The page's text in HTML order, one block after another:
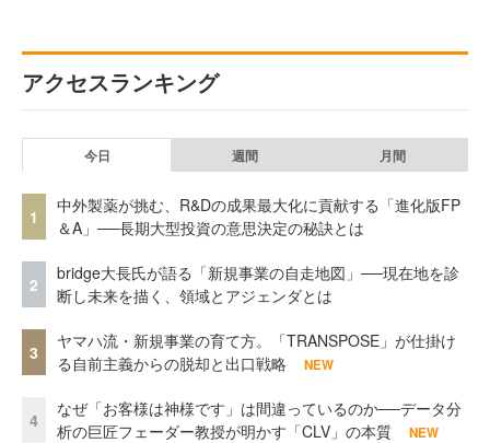
アクセスランキング
今日 週間 月間
1
中外製薬が挑む、R&Dの成果最大化に貢献する「進化版FP
＆A」──長期大型投資の意思決定の秘訣とは
2
bridge大長氏が語る「新規事業の自走地図」──現在地を診
断し未来を描く、領域とアジェンダとは
3
ヤマハ流・新規事業の育て方。「TRANSPOSE」が仕掛け
る自前主義からの脱却と出口戦略
NEW
4
なぜ「お客様は神様です」は間違っているのか──データ分
析の巨匠フェーダー教授が明かす「CLV」の本質
NEW